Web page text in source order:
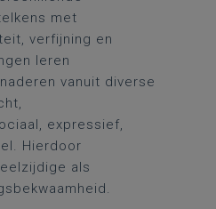
met
verfijning en
leren
vanuit diverse
expressief,
Hierdoor
als